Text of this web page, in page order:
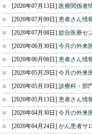
[2020年07月13日] 医療関係者
[2020年07月09日] 患者さん情
[2020年07月08日] 総合医療セ
[2020年06月30日] 今月の外来
[2020年06月08日] 患者さん情
[2020年05月29日] 今月の外来
[2020年05月19日] 診療科・部
[2020年05月13日] 患者さん情
[2020年04月30日] 今月の外来
[2020年04月24日] がん患者サ